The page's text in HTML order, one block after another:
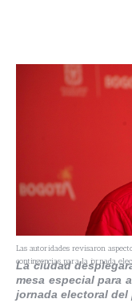
Las autoridades revisaron
contingencias para la jornada
La ciudad
mesa especial para
jornada electoral